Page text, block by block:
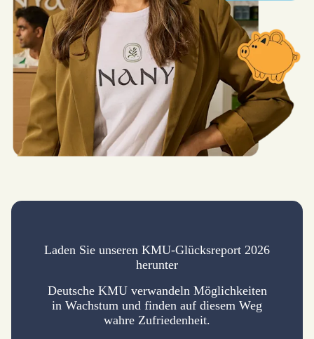
Laden Sie unseren KMU-Glücksreport 2026
herunter
Deutsche KMU verwandeln Möglichkeiten
in Wachstum und finden auf diesem Weg
wahre Zufriedenheit.